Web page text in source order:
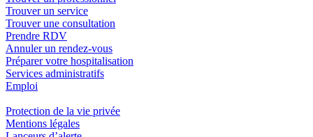
Trouver un service
Trouver une consultation
Prendre RDV
Annuler un rendez-vous
Préparer votre hospitalisation
Services administratifs
Emploi​
Protection de la vie privée
Mentions légales